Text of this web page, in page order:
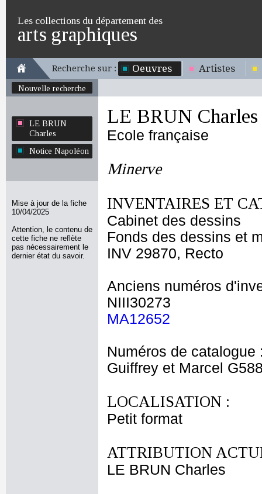
Les collections du département des
arts graphiques
Recherche sur : Oeuvres Artistes
Nouvelle recherche
LE BRUN
Charles
Notice Napoléon
Mise à jour de la fiche
10/04/2025
Attention, le contenu de
cette fiche ne reflète
pas nécessairement le
dernier état du savoir.
LE BRUN Charles
Ecole française
Minerve
INVENTAIRES ET
Cabinet des dessins
Fonds des dessins et
INV 29870, Recto
Anciens numéros
NIII30273
MA12652
Numéros de catalogue
Guiffrey et Marcel
LOCALISATION :
Petit format
ATTRIBUTION
LE BRUN Charles